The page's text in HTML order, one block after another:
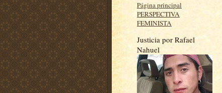
Página principal
PERSPECTIVA
FEMINISTA
Justicia por Rafael
Nahuel